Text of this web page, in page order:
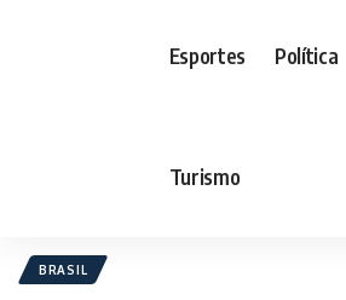
Esportes Política
Turismo
BRASIL